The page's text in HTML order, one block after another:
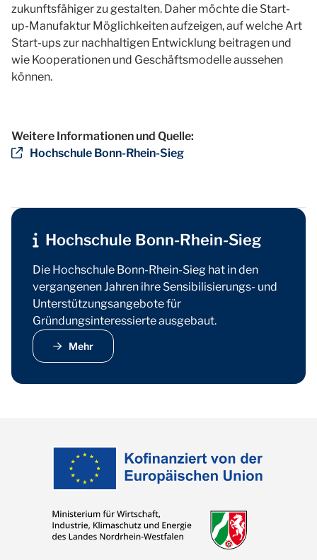
zukunftsfähiger zu gestalten. Daher möchte die Start-
up-Manufaktur Möglichkeiten aufzeigen, auf welche Art
Start-ups zur nachhaltigen Entwicklung beitragen und
wie Kooperationen und Geschäftsmodelle aussehen
können.
Weitere Informationen und Quelle:
Hochschule Bonn-Rhein-Sieg
Hochschule Bonn-Rhein-Sieg
Die Hochschule Bonn-Rhein-Sieg hat in den
vergangenen Jahren ihre Sensibilisierungs- und
Unterstützungsangebote für
Gründungsinteressierte ausgebaut.
Mehr